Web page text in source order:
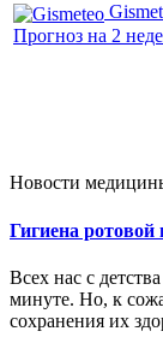
Прогноз на 2
Новости
Гигиена ротовой
Всех нас с
минуте. Но, к
сохранения их